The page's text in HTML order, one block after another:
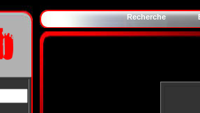
Recherche